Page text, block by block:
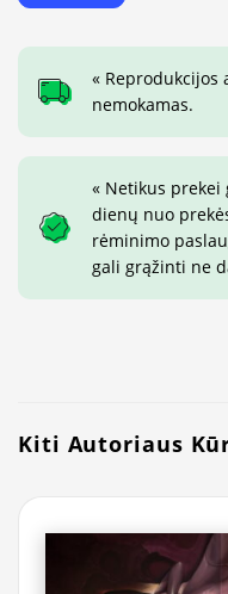
« Reprodukcijos
nemokamas.
« Netikus
dienų nuo
rėminimo
gali grąžinti ne
Kiti Autoriaus